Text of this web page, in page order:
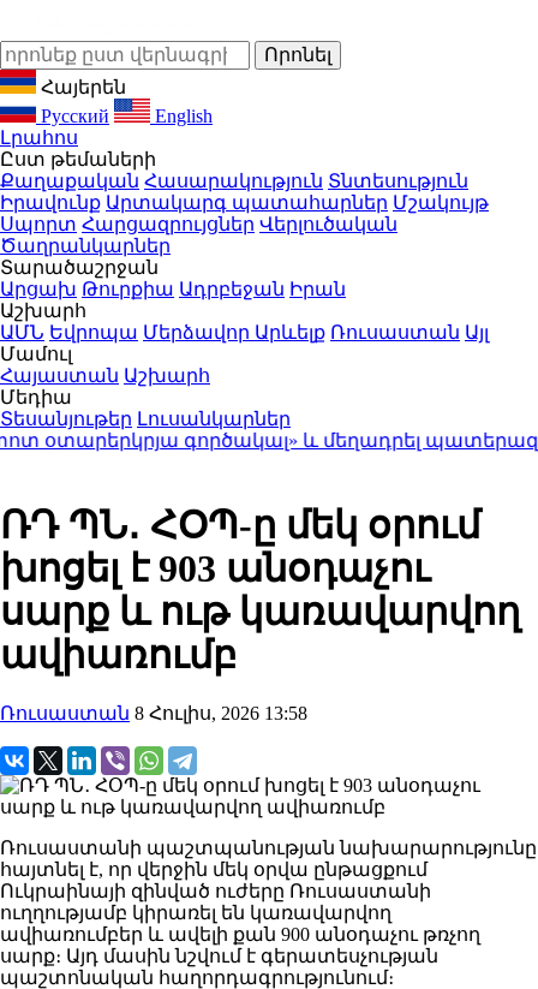
Հայերեն
Русский
English
Լրահոս
Ըստ թեմաների
Քաղաքական Հասարակություն Տնտեսություն
Իրավունք Արտակարգ պատահարներ Մշակույթ
Սպորտ Հարցազրույցներ Վերլուծական
Ծաղրանկարներ
Տարածաշրջան
Արցախ Թուրքիա Ադրբեջան Իրան
Աշխարհ
ԱՄՆ Եվրոպա Մերձավոր Արևելք Ռուսաստան Այլ
Մամուլ
Հայաստան Աշխարհ
Մեդիա
Տեսանյութեր Լուսանկարներ
գործակալ» և մեղադրել պատերազմ
ՌԴ ՊՆ․ ՀՕՊ-ը մեկ օրում
խոցել է 903 անօդաչու
սարք և ութ կառավարվող
ավիառումբ
Ռուսաստան 8 Հուլիս, 2026 13:58
Ռուսաստանի պաշտպանության նախարարությունը
հայտնել է, որ վերջին մեկ օրվա ընթացքում
Ուկրաինայի զինված ուժերը Ռուսաստանի
ուղղությամբ կիրառել են կառավարվող
ավիառումբեր և ավելի քան 900 անօդաչու թռչող
սարք։ Այդ մասին նշվում է գերատեսչության
պաշտոնական հաղորդագրությունում։